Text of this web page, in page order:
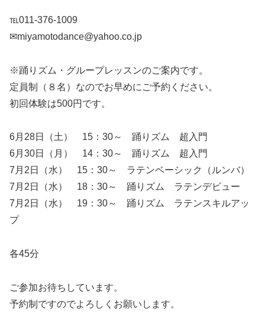
℡011-376-1009
✉miyamotodance@yahoo.co.jp
※踊りズム・グループレッスンのご案内です。
定員制（８名）なのでお早めにご予約ください。
初回体験は500円です。
6月28日（土） 15：30～ 踊りズム 超入門
6月30日（月） 14：30～ 踊りズム 超入門
7月2日（水） 15：30～ ラテンベーシック（ルンバ）
7月2日（水） 18：30～ 踊りズム ラテンデビュー
7月2日（水） 19：30～ 踊りズム ラテンスキルアッ
プ
各45分
ご参加お待ちしています。
予約制ですのでよろしくお願いします。